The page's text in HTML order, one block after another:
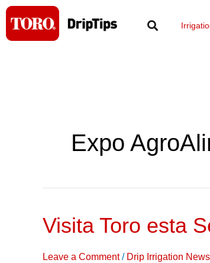
Skip
content
Expo
Visita Toro esta
Leave a Comment / Drip Irrigation News
Visita
esta